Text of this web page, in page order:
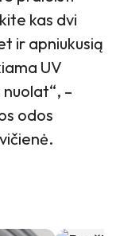
kas dvi
ir apniukusią
UV
–
odos